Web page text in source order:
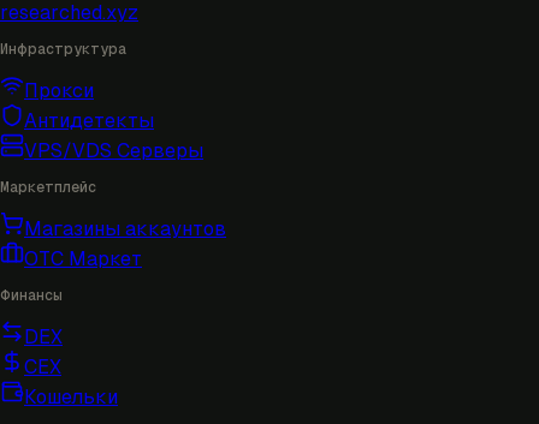
researched.xyz
Инфраструктура
Прокси
Антидетекты
VPS/VDS Серверы
Маркетплейс
Магазины аккаунтов
OTC Маркет
Финансы
DEX
CEX
Кошельки